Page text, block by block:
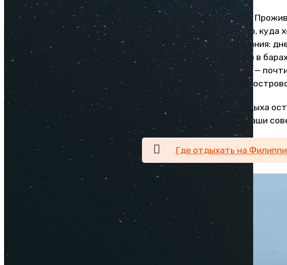
Атмосфера на острове.
сказать, что это то место,
вдумчивого ничегонеделания:
экспаты потягивают пиво в
всегда сиеста, а пейзажи —
назвать одним из лучших
Смело выбирайте для отдыха
Прочтите этот обзор — наши
Где отдыхать на